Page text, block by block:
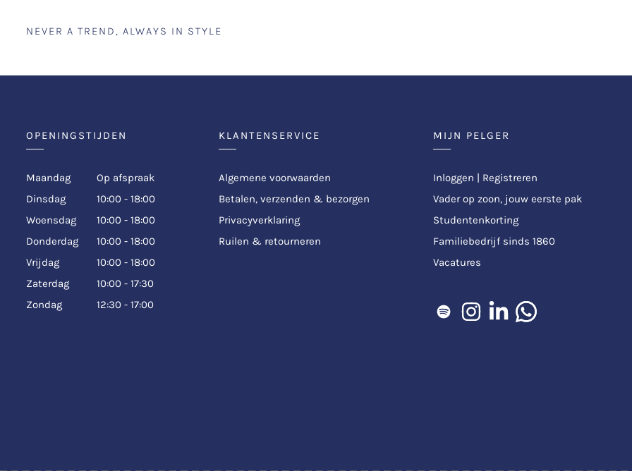
NEVER A TREND, ALWAYS IN STYLE
OPENINGSTIJDEN
Maandag
Op afspraak
Dinsdag
10:00 - 18:00
Woensdag
10:00 - 18:00
Donderdag
10:00 - 18:00
Vrijdag
10:00 - 18:00
Zaterdag
10:00 - 17:30
Zondag
12:30 - 17:00
KLANTENSERVICE
Algemene voorwaarden
Betalen, verzenden & bezorgen
Privacyverklaring
Ruilen & retourneren
MIJN PELGER
Inloggen | Registreren
Vader op zoon, jouw eerste pak
Studentenkorting
Familiebedrijf sinds 1860
Vacatures